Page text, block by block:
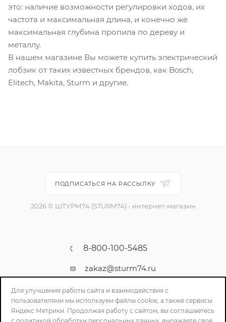
это: наличие возможности регулировки ходов, их
частота и максимальная длина, и конечно же
максимальная глубина пропила по дереву и
металлу.
В нашем магазине Вы можете купить электрический
лобзик от таких известных брендов, как Bosch,
Elitech, Makita, Sturm и другие.
ПОДПИСАТЬСЯ НА РАССЫЛКУ
2026 © ШТУРМ74 (STURM74) - интернет-магазин
8-800-100-5485
zakaz@sturm74.ru
г. Челябинск, ул. Стартовая 34/1
Для улучшения работы сайта и взаимодействия с
пользователями мы используем файлы cookie, а также сервисы
Яндекс Метрики. Продолжая работу с сайтом, вы соглашаетесь